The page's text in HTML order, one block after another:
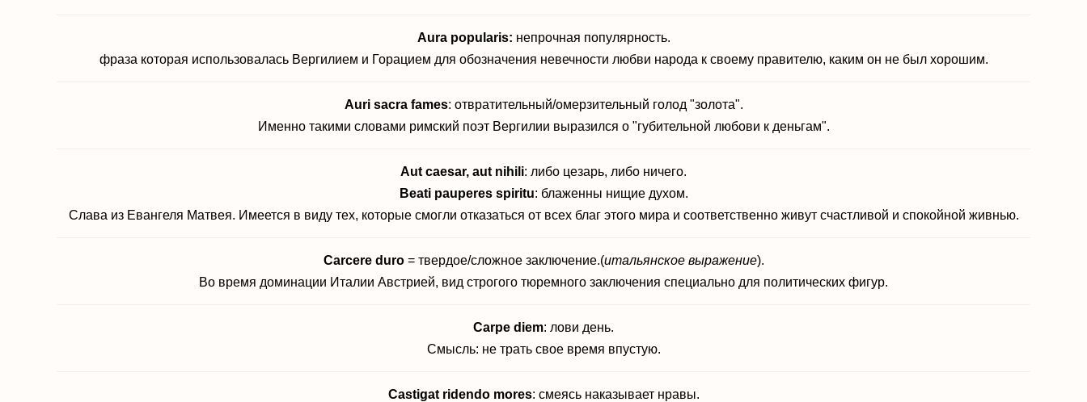
Aura popularis: непрочная популярность.
фраза которая использовалась Вергилием и Горацием для обозначения невечности любви народа к своему правителю, каким он не был хорошим.
Auri sacra fames: отвратительный/омерзительный голод "золота".
Именно такими словами римский поэт Вергилии выразился о "губительной любови к деньгам".
Aut caesar, aut nihili: либо цезарь, либо ничего.
Beati pauperes spiritu: блаженны нищие духом.
Слава из Евангеля Матвея. Имеется в виду тех, которые смогли отказаться от всех благ этого мира и соответственно живут счастливой и спокойной живнью.
Carcere duro= твердое/сложное заключение.(итальянское выражение).
Во время доминации Италии Австрией, вид строгого тюремного заключения специально для политических фигур.
Carpe diem: лови день.
Смысль: не трать свое время впустую.
Castigat ridendo mores: смеясь наказывает нравы.